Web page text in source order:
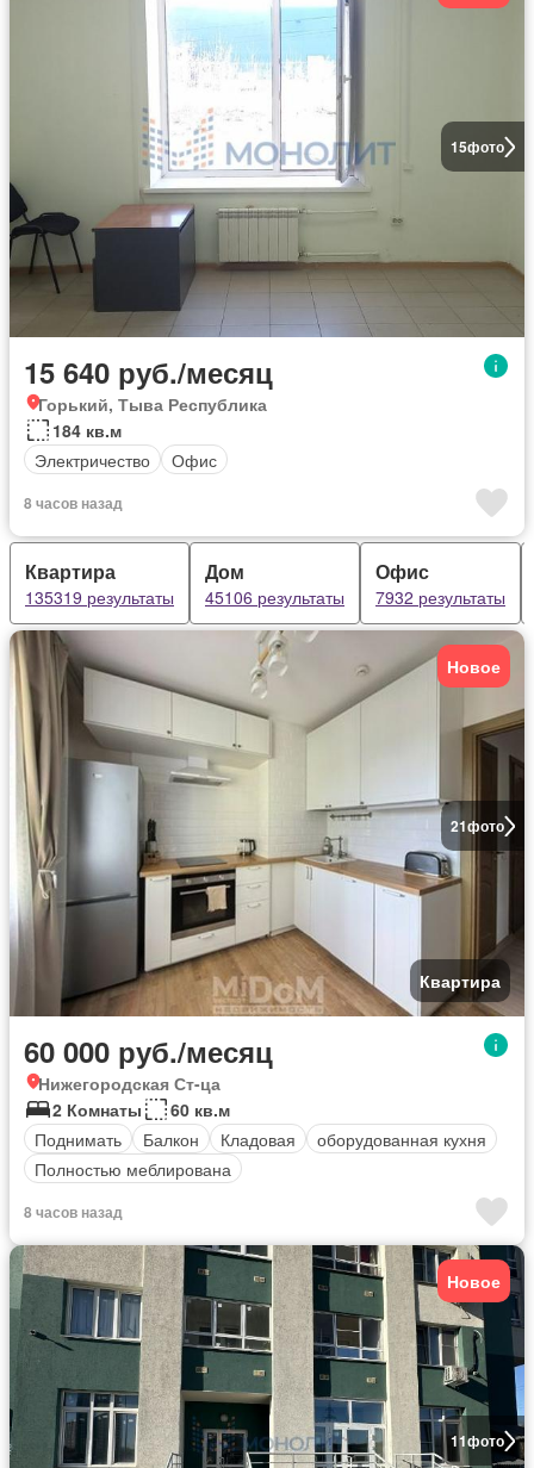
15фото
15 640 руб./месяц
Горький, Тыва Республика
184 кв.м
Электричество
Офис
8 часов назад
Квартира
135319 результаты
Дом
45106 результаты
Офис
7932 результаты
21фото
Новое
Квартира
60 000 руб./месяц
Нижегородская Ст-ца
2 Комнаты
60 кв.м
Поднимать
Балкон Кладовая
оборудованная кухня
Полностью меблирована
8 часов назад
11фото
Новое